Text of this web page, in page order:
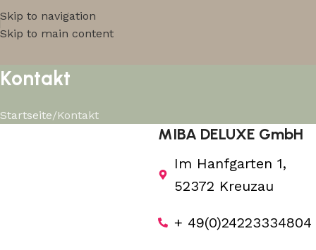
Skip to navigation
Skip to main content
Kontakt
Startseite Kontakt
MIBA DELUXE GmbH
Im Hanfgarten 1,
52372 Kreuzau
+ 49(0)24223334804